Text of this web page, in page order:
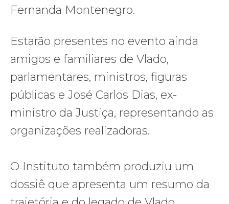
Fernanda Montenegro.
Estarão presentes no evento ainda
amigos e familiares de Vlado,
parlamentares, ministros, figuras
públicas e José Carlos Dias, ex-
ministro da Justiça, representando as
organizações realizadoras.
O Instituto também produziu um
dossiê que apresenta um resumo da